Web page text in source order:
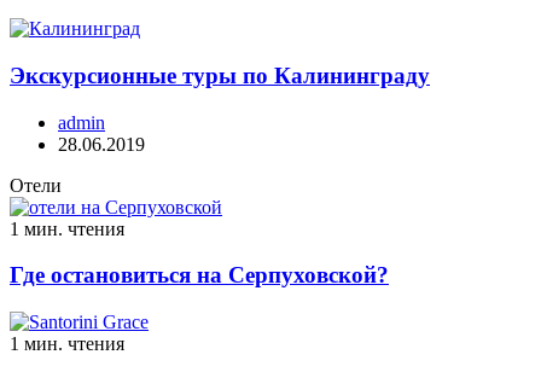
Экскурсионные туры по Калининграду
admin
28.06.2019
Отели
1 мин. чтения
Где остановиться на Серпуховской?
1 мин. чтения